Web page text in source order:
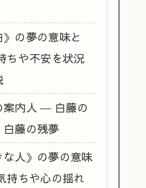
》の夢の意味と
ちや不安を状況
案内人 ― 白藤の
藤の残夢
な人》の夢の意味
持ちや心の揺れ